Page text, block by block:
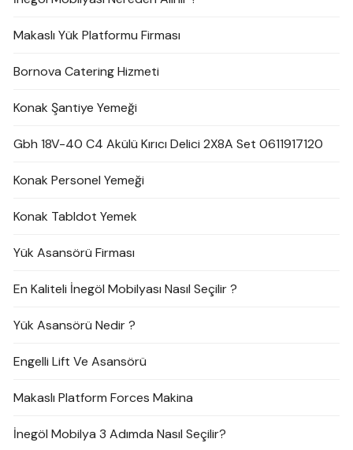
Makaslı Yük Platformu Firması
Bornova Catering Hizmeti
Konak Şantiye Yemeği
Gbh 18V-40 C4 Akülü Kırıcı Delici 2X8A Set 0611917120
Konak Personel Yemeği
Konak Tabldot Yemek
Yük Asansörü Firması
En Kaliteli İnegöl Mobilyası Nasıl Seçilir ?
Yük Asansörü Nedir ?
Engelli Lift Ve Asansörü
Makaslı Platform Forces Makina
İnegöl Mobilya 3 Adımda Nasıl Seçilir?